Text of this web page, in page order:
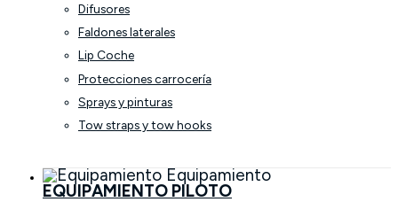
Difusores
Faldones laterales
Lip Coche
Protecciones carrocería
Sprays y pinturas
Tow straps y tow hooks
Equipamiento
EQUIPAMIENTO PILOTO